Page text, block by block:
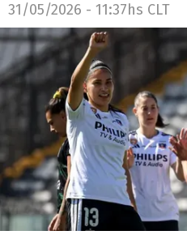
31/05/2026 - 11:37hs CLT